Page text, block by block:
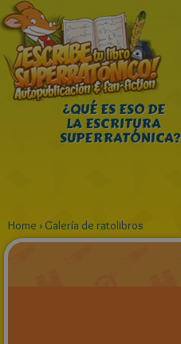
¿QUÉ ES ESO DE
LA ESCRITURA
SUPERRATÓNICA?
Home › Galería de ratolibros